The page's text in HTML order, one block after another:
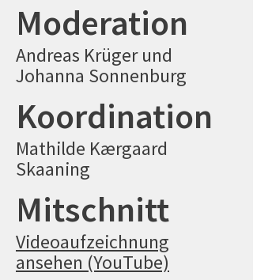
Moderation
Andreas Krüger und
Johanna Sonnenburg
Koordination
Mathilde Kærgaard
Skaaning
Mitschnitt
Videoaufzeichnung
ansehen (YouTube)